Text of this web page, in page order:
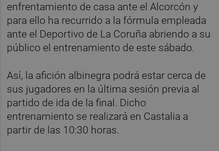
enfrentamiento de casa ante el Alcorcón y
para ello ha recurrido a la fórmula empleada
ante el Deportivo de La Coruña abriendo a su
público el entrenamiento de este sábado.
Así, la afición albinegra podrá estar cerca de
sus jugadores en la última sesión previa al
partido de ida de la final. Dicho
entrenamiento se realizará en Castalia a
partir de las 10:30 horas.